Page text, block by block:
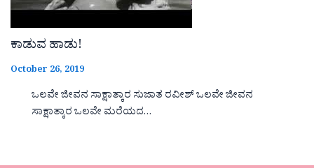
ಕಾಡುವ ಹಾಡು!
October 26, 2019
ಒಲವೇ ಜೀವನ ಸಾಕ್ಷಾತ್ಕಾರ ಸುಜಾತ ರವೀಶ್ ಒಲವೇ ಜೀವನ
ಸಾಕ್ಷಾತ್ಕಾರ ಒಲವೇ ಮರೆಯದ…